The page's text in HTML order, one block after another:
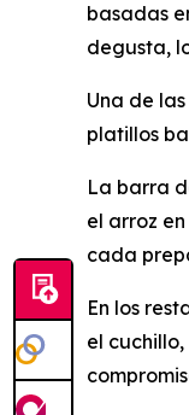
basadas
degusta,
Una de
platillos
La barra
el arroz
cada
En los
el